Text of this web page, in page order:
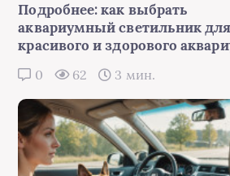
Подробнее: как выбрать
аквариумный светильник для
красивого и здорового
0 62 3 мин.